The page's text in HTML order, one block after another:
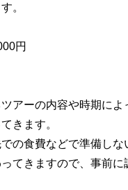
。
円
アーの内容や時期によ
きます。
の食費などで準備しな
てきますので、事前に